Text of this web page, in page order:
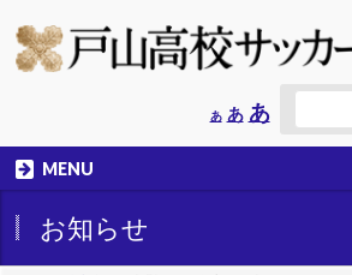
あ Decrease
あReset
あIncrease
font
MENU
お知らせ